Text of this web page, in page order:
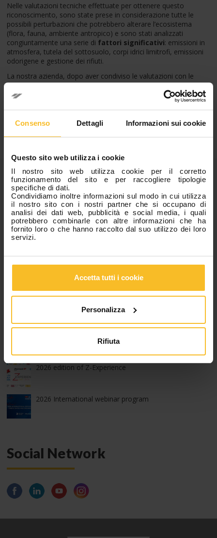
Consenso Dettagli Informazioni sui cookie
Questo sito web utilizza i cookie
Il nostro sito web utilizza cookie per il corretto
funzionamento del sito e per raccogliere tipologie
specifiche di dati.
Condividiamo inoltre informazioni sul modo in cui utilizza
il nostro sito con i nostri partner che si occupano di
analisi dei dati web, pubblicità e social media, i quali
potrebbero combinarle con altre informazioni che ha
fornito loro o che hanno raccolto dal suo utilizzo dei loro
servizi.
Accetta tutti i cookie
Personalizza
Rifiuta
Nelle valutazioni tecniche effettuate per ottenere questo
riconoscimento, sono state prese in considerazione tutte le
possibili perturbazioni che potrebbero alterare l’ecosistema
(flora, fauna, ambiente antropico) e sono stati analizzati
congiuntamente una serie di fattori significativi: emissioni in
atmosfera, tutela del sottosuolo, corpi idrici limitrofi, emissioni
odorigene e gestione dei rifiuti.
La nostra azienda, dopo aver condiviso le valutazioni con le
autorità locali competenti, ha scelto di investire
nell’innovazione tecnologica
mantenendo fede all’impegno
per limitare gli impatti ambientali. Nel team di lavoro hanno
collaborato a stretto contatto funzioni comeEHS,Produzione
Operation; la condivisione di diversi punti di vista è stata
Categorie
News Azienda
News Eventi
News Prodotti
Fiere, Congressi e Corsi
Articoli Popolari
2026 edition of Z-Experience
2026 International webinar program
Social Network